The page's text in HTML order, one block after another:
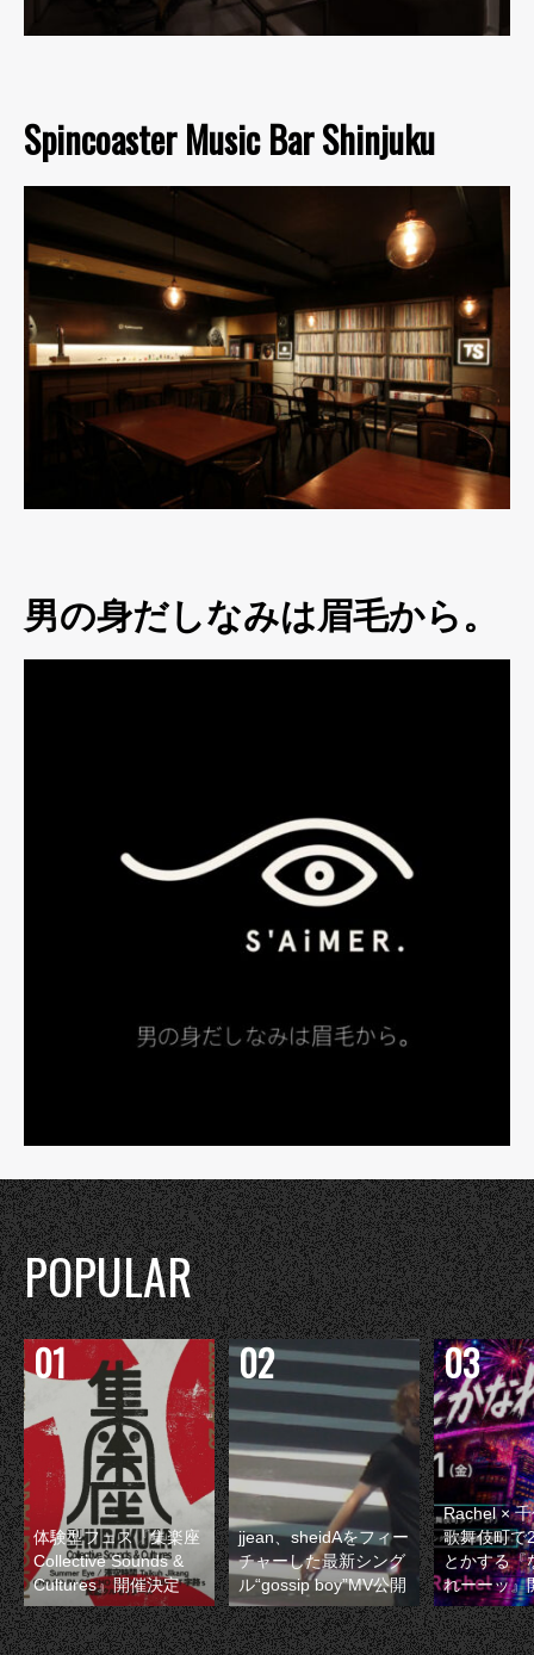
Spincoaster Music Bar Shinjuku
男の身だしなみは眉毛から。
POPULAR
体験型フェス『集楽座
Collective Sounds &
Cultures』開催決定
jjean、sheidAをフィー
チャーした最新シング
ル“gossip boy”MV公開
Rachel ×
歌舞伎町で
とかする『
れーーッ』